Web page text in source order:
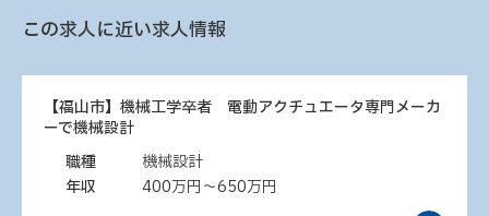
この求人に近い求人情報
【福山市】機械工学卒者 電動アクチュエータ専門メーカ
ーで機械設計
職種
機械設計
年収
400万円～650万円